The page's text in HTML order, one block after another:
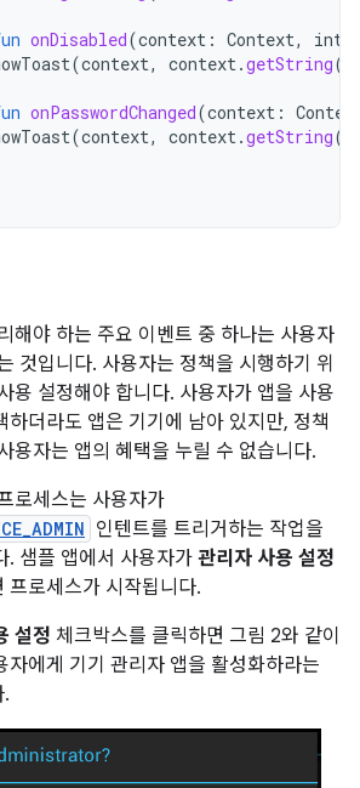
onDisabled(context : Context,
(context, context.getString(
onPasswordChanged(context :
(context, context.getString(
해야 하는 주요 이벤트 중 하나는 사용자
것입니다. 사용자는 정책을 시행하기 위
용 설정해야 합니다. 사용자가 앱을 사용
하더라도 앱은 기기에 남아 있지만, 정책
용자는 앱의 혜택을 누릴 수 없습니다.
로세스는 사용자가
인텐트를 트리거하는 작업을
. 샘플 앱에서 사용자가 관리자 사용 설정
프로세스가 시작됩니다.
설정 체크박스를 클릭하면 그림 2와 같이
자에게 기기 관리자 앱을 활성화하라는